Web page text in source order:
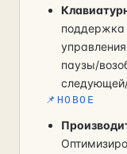
поддержка
паузы/
📌 НОВОЕ